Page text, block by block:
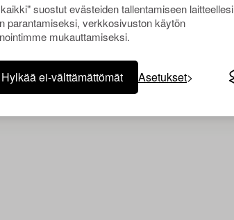
suostut evästeiden tallentamiseen laitteellesi
parantamiseksi, verkkosivuston käytön
mukauttamiseksi.
Hylkää ei-välttämättömät Asetukset